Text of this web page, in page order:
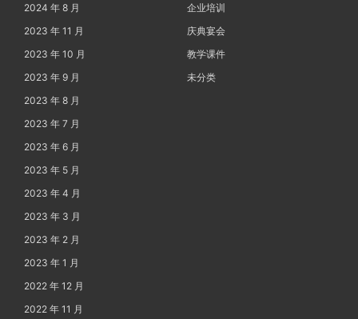
2024 年 8 月
2023 年 11 月
2023 年 10 月
2023 年 9 月
2023 年 8 月
2023 年 7 月
2023 年 6 月
2023 年 5 月
2023 年 4 月
2023 年 3 月
2023 年 2 月
2023 年 1 月
2022 年 12 月
2022 年 11 月
企业培训
庆典宴会
教学课件
未分类